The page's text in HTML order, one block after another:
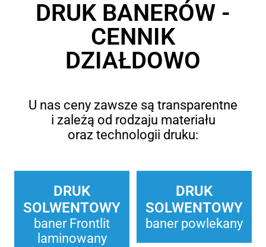
DRUK BANERÓW -
CENNIK
DZIAŁDOWO
U nas ceny zawsze są transparentne
i zależą od rodzaju materiału
oraz technologii druku:
DRUK
SOLWENTOWY
baner Frontlit
laminowany
DRUK
SOLWENTOWY
baner powlekany